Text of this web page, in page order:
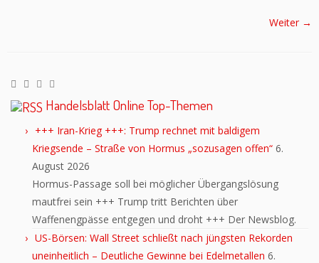
Weiter →
Handelsblatt Online Top-Themen
+++ Iran-Krieg +++: Trump rechnet mit baldigem
Kriegsende – Straße von Hormus „sozusagen offen“ 6.
August 2026
Hormus-Passage soll bei möglicher Übergangslösung
mautfrei sein +++ Trump tritt Berichten über
Waffenengpässe entgegen und droht +++ Der Newsblog.
US-Börsen: Wall Street schließt nach jüngsten Rekorden
uneinheitlich – Deutliche Gewinne bei Edelmetallen 6.